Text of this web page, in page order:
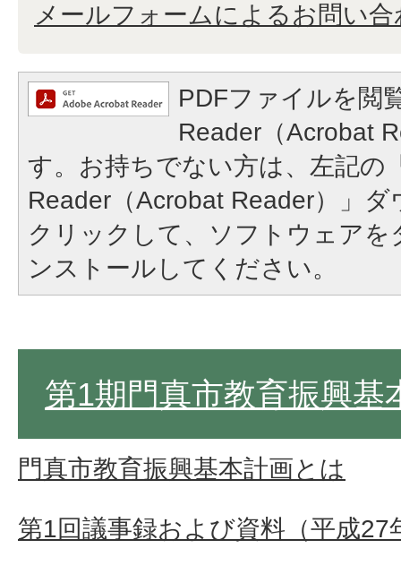
メールフォームによるお問い合
PDFファイルを閲
Reader（Acrobat
す。お持ちでない方は、左記の
Reader（Acrobat Reader）」
クリックして、ソフトウェア
ンストールしてください。
第1期門真市教育振興基
門真市教育振興基本計画とは
第1回議事録および資料（平成27